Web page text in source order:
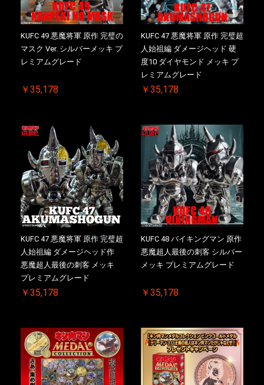
KUFC 49 悪魔将軍 原作 完璧の
マスク Ver. シルバーメッキ プ
レミアムグレード
￥35,178
KUFC 47 悪魔将軍 原作 完璧超
人始祖編 ダメージヘッド 硬
度10 ダイヤモンド メッキ プ
レミアムグレード
￥35,178
KUFC 47 悪魔将軍 原作 完璧超
人始祖編 ダメージヘッド作
悪魔超人最後の刺客 メッキ
プレミアムグレード
￥35,178
KUFC 48 バイキングマン 原作
悪魔超人最後の刺客 シルバー
メッキ プレミアムグレード
￥35,178